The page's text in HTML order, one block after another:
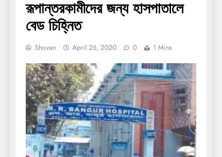
রূপান্তরকামীদের জন্য হাসপাতালে
বেড চিহ্নিত
Shovan April 26, 2020 0 1 Mins